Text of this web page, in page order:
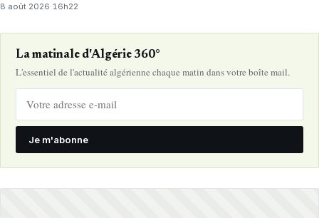
8 août 2026·16h22
La matinale d'Algérie 360°
L'essentiel de l'actualité algérienne chaque matin dans votre boîte mail.
Je m'abonne